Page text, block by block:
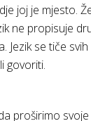
joj je mjesto.
ne propisuje
Jezik se tiče
govoriti.
proširimo